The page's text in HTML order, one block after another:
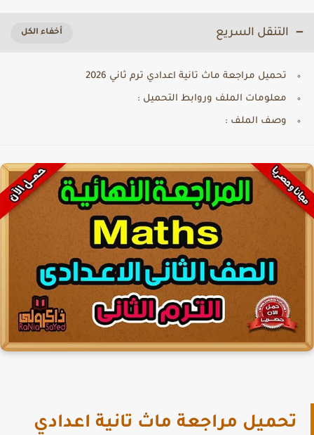
التنقل السريع
تحميل مراجعة ماث تانية اعدادي ترم ثاني 2026
معلومات الملف وروابط التحميل :
وصف الملف :
تحميل مراجعة ماث تانية اعدادي